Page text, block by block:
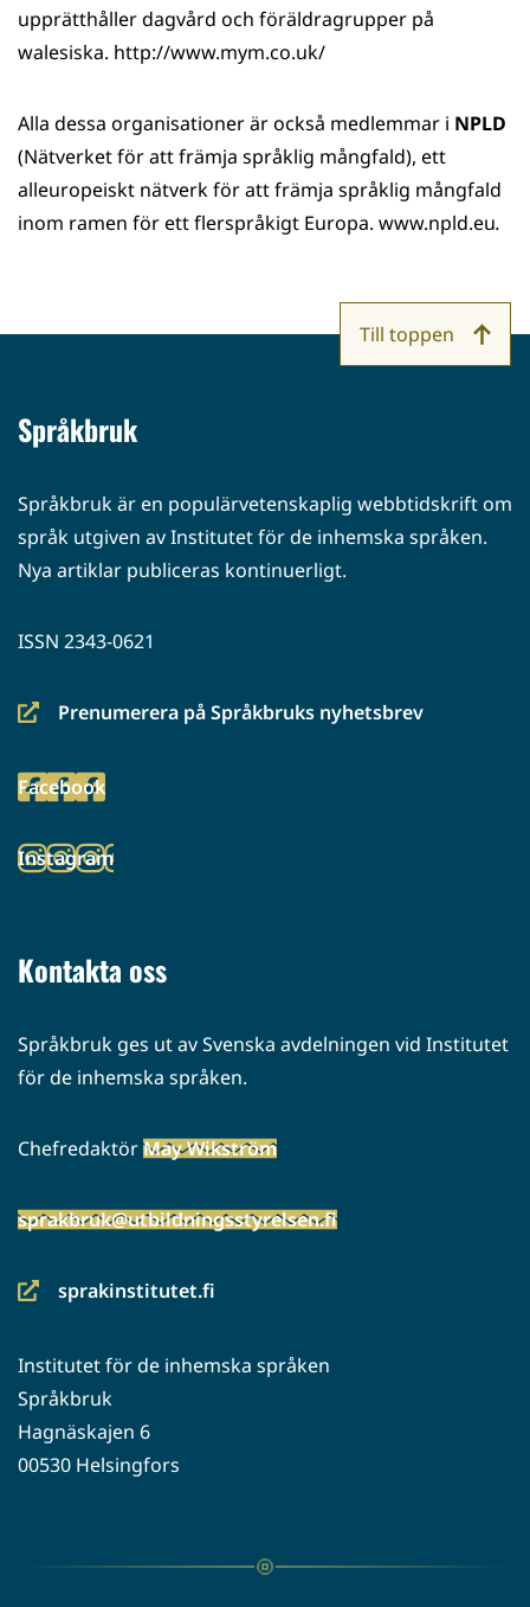
upprätthåller dagvård och föräldragrupper på
walesiska. http://www.mym.co.uk/
Alla dessa organisationer är också medlemmar i NPLD
(Nätverket för att främja språklig mångfald), ett
alleuropeiskt nätverk för att främja språklig mångfald
inom ramen för ett flerspråkigt Europa. www.npld.eu.
Språkbruk
Språkbruk är en populärvetenskaplig webbtidskrift om
språk utgiven av Institutet för de inhemska språken.
Nya artiklar publiceras kontinuerligt.
ISSN 2343-0621
Prenumerera på Språkbruks nyhetsbrev
(siirryt
palveluun)
Facebook
(siirryt
palveluun)
Instagram
(siirryt
Kontakta oss
Språkbruk ges ut av Svenska avdelningen vid Institutet
för de inhemska språken.
ChefredaktörMay Wikström
sprakbruk@utbildningsstyrelsen.fi
sprakinstitutet.fi
(siirryt
palveluun)
Institutet för de inhemska språken
Språkbruk
Hagnäskajen 6
00530 Helsingfors
Till toppen